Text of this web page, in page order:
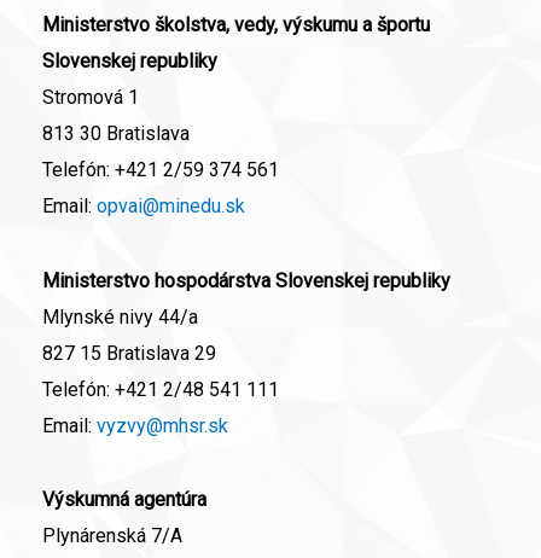
Ministerstvo školstva, vedy, výskumu a športu
Slovenskej republiky
Stromová 1
813 30 Bratislava
Telefón: +421 2/59 374 561
Email: opvai@minedu.sk
Ministerstvo hospodárstva Slovenskej republiky
Mlynské nivy 44/a
827 15 Bratislava 29
Telefón: +421 2/48 541 111
Email: vyzvy@mhsr.sk
Výskumná agentúra
Plynárenská 7/A